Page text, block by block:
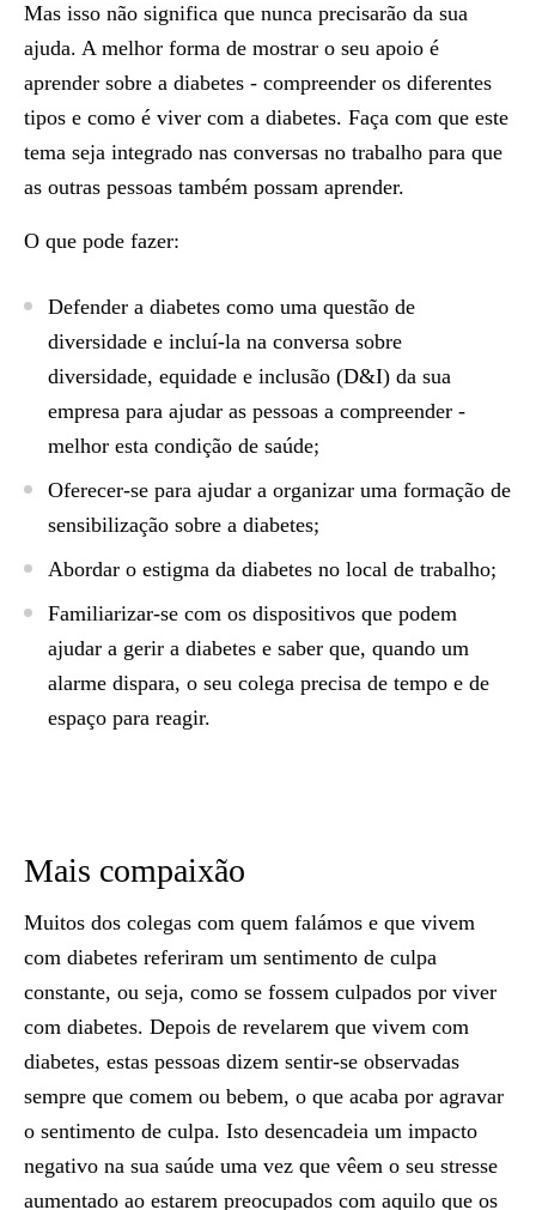
Mas isso não significa que nunca precisarão da sua
ajuda. A melhor forma de mostrar o seu apoio é
aprender sobre a diabetes - compreender os diferentes
tipos e como é viver com a diabetes. Faça com que este
tema seja integrado nas conversas no trabalho para que
as outras pessoas também possam aprender.
O que pode fazer:
Defender a diabetes como uma questão de
diversidade e incluí-la na conversa sobre
diversidade, equidade e inclusão (D&I) da sua
empresa para ajudar as pessoas a compreender -
melhor esta condição de saúde;
Oferecer-se para ajudar a organizar uma formação de
sensibilização sobre a diabetes;
Abordar o estigma da diabetes no local de trabalho;
Familiarizar-se com os dispositivos que podem
ajudar a gerir a diabetes e saber que, quando um
alarme dispara, o seu colega precisa de tempo e de
espaço para reagir.
Mais compaixão
Muitos dos colegas com quem falámos e que vivem
com diabetes referiram um sentimento de culpa
constante, ou seja, como se fossem culpados por viver
com diabetes. Depois de revelarem que vivem com
diabetes, estas pessoas dizem sentir-se observadas
sempre que comem ou bebem, o que acaba por agravar
o sentimento de culpa. Isto desencadeia um impacto
negativo na sua saúde uma vez que vêem o seu stresse
aumentado ao estarem preocupados com aquilo que os